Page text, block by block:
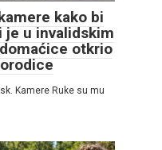
kako bi
u invalidskim
otkrio
Kamere Ruke su mu